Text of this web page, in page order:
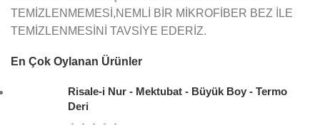
TEMİZLENMEMESİ,NEMLİ BİR MİKROFİBER BEZ İLE
TEMİZLENMESİNİ TAVSİYE EDERİZ.
En Çok Oylanan Ürünler
Risale-i Nur - Mektubat - Büyük Boy - Termo
Deri